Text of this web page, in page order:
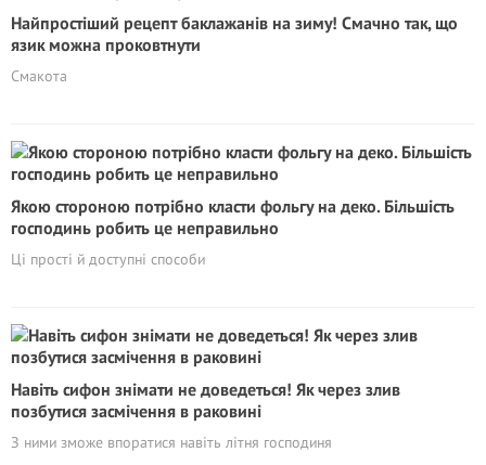
Найпростіший рецепт баклажанів на зиму! Смачно так, що
язик можна проковтнути
Смакота
Якою стороною потрібно класти фольгу на деко. Більшість
господинь робить це неправильно
Ці прості й доступні способи
Навіть сифон знімати не доведеться! Як через злив
позбутися засмічення в раковині
З ними зможе впоратися навіть літня господиня